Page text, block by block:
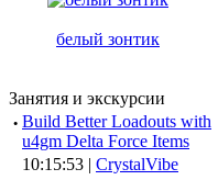
белый зонтик
Занятия и экскурсии
· Build Better Loadouts with
u4gm Delta Force Items
10:15:53 | CrystalVibe